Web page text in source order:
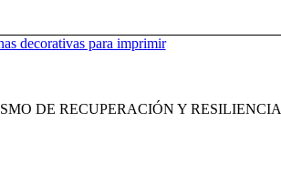
decorativas para imprimir
DE RECUPERACIÓN Y RESILIENCIA